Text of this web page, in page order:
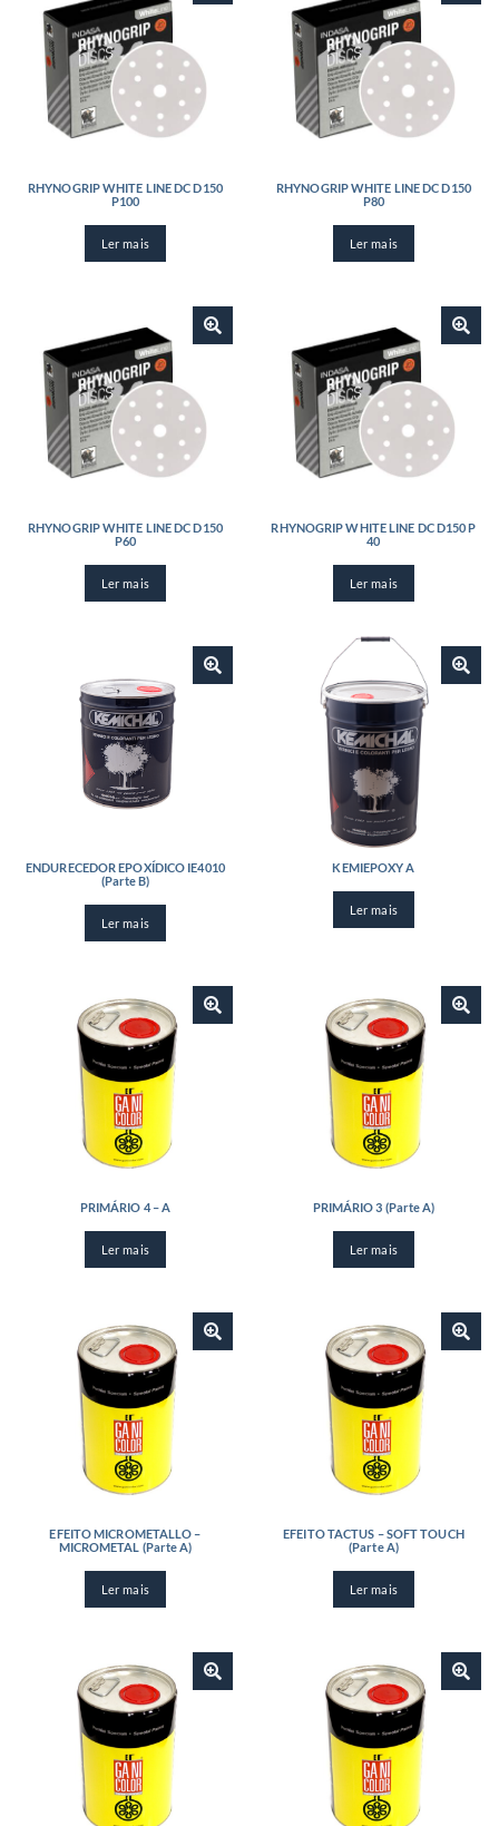
RHYNOGRIP WHITE LINE DC D150
P100
Ler mais
RHYNOGRIP WHITE LINE DC D150
P80
Ler mais
RHYNOGRIP WHITE LINE DC D150
P60
Ler mais
RHYNOGRIP WHITE LINE DC D150 P
40
Ler mais
ENDURECEDOR EPOXÍDICO IE4010
(Parte B)
Ler mais
KEMIEPOXY A
Ler mais
PRIMÁRIO 4 – A
Ler mais
PRIMÁRIO 3 (Parte A)
Ler mais
EFEITO MICROMETALLO –
MICROMETAL (Parte A)
Ler mais
EFEITO TACTUS – SOFT TOUCH
(Parte A)
Ler mais